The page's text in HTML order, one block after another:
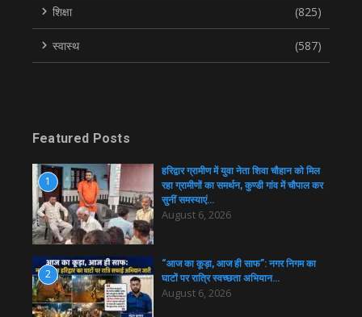
शिक्षा (825)
स्वास्थ (587)
Featured Posts
1
हरिद्वार ग्रामीण में युवा नेता शिवा चौहान को मिल
रहा ग्रामीणों का समर्थन, कुण्डी गांव में चौपाल कर
सुनीं समस्याएं…
August 6, 2026
2
“आज का कूड़ा, आज ही साफ”: नगर निगम का
घाटों पर रात्रि स्वच्छता अभियान…
August 6, 2026